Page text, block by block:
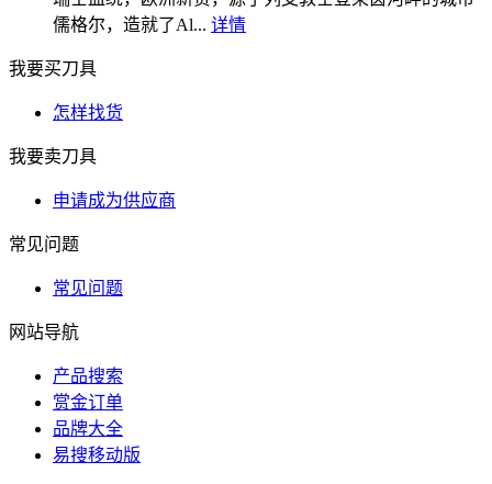
儒格尔，造就了Al... 详情
我要买刀具
怎样找货
我要卖刀具
申请成为供应商
常见问题
常见问题
网站导航
产品搜索
赏金订单
品牌大全
易搜移动版